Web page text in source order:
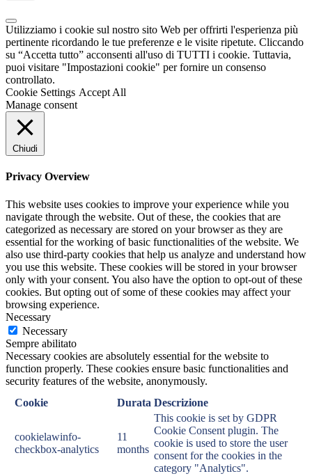
Utilizziamo i cookie sul nostro sito Web per offrirti l'esperienza più
pertinente ricordando le tue preferenze e le visite ripetute. Cliccando
su “Accetta tutto” acconsenti all'uso di TUTTI i cookie. Tuttavia,
puoi visitare "Impostazioni cookie" per fornire un consenso
controllato.
Cookie Settings Accept All
Manage consent
Chiudi
Privacy Overview
This website uses cookies to improve your experience while you
navigate through the website. Out of these, the cookies that are
categorized as necessary are stored on your browser as they are
essential for the working of basic functionalities of the website. We
also use third-party cookies that help us analyze and understand how
you use this website. These cookies will be stored in your browser
only with your consent. You also have the option to opt-out of these
cookies. But opting out of some of these cookies may affect your
browsing experience.
Necessary
Necessary
Sempre abilitato
Necessary cookies are absolutely essential for the website to
function properly. These cookies ensure basic functionalities and
security features of the website, anonymously.
Cookie
Durata Descrizione
cookielawinfo-
checkbox-analytics
11
months
This cookie is set by GDPR
Cookie Consent plugin. The
cookie is used to store the user
consent for the cookies in the
category "Analytics".